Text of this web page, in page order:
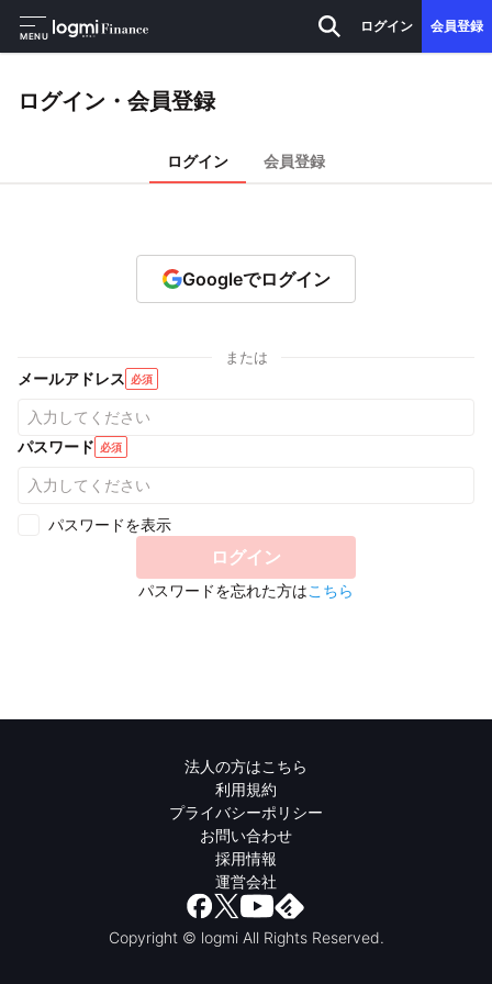
MENU
ログイン 会員登録
ログイン・会員登録
ログイン 会員登録
Googleでログイン
または
メールアドレス 必須
パスワード 必須
パスワードを表示
ログイン
パスワードを忘れた方はこちら
法人の方はこちら
利用規約
プライバシーポリシー
お問い合わせ
採用情報
運営会社
Copyright © logmi All Rights Reserved.